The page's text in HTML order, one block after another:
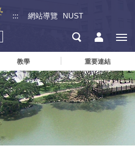
::: 網站導覽 NUST
教學 重要連結